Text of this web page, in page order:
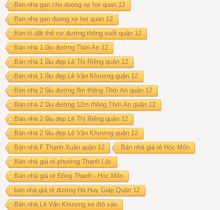
Ban nha gan cho duong xe hoi quan 12
Ban nha gan duong xe hoi quan 12
Bán lô đất thổ cư đường thông suốt quận 12
Bán nhà 1 lầu đường Thới An 12
Bán nhà 1 lầu đẹp Lê Thị Riêng quận 12
Bán nhà 1 lầu đẹp Lê Văn Khương quận 12
Bán nhà 2 lầu đường 8m thông Thới An quận 12
Bán nhà 2 lầu đường 12m thông Thới An quận 12
Bán nhà 2 lầu đẹp Lê Thị Riêng quận 12
Bán nhà 2 lầu đẹp Lê Văn Khương quận 12
Bán nhà F Thạnh Xuân quận 12
Bán nhà giá rẻ Hóc Môn
Bán nhà giá rẻ phường Thạnh Lộc
Bán nhà giá rẻ Đông Thạnh - Hóc Môn
bán nhà giá rẻ đường Hà Huy Giáp Quận 12
Bán nhà Lê Văn Khương xe ôtô vào